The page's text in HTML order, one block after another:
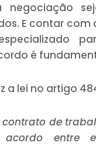
negociação
E contar com
é
a lei no artigo
contrato de
entre